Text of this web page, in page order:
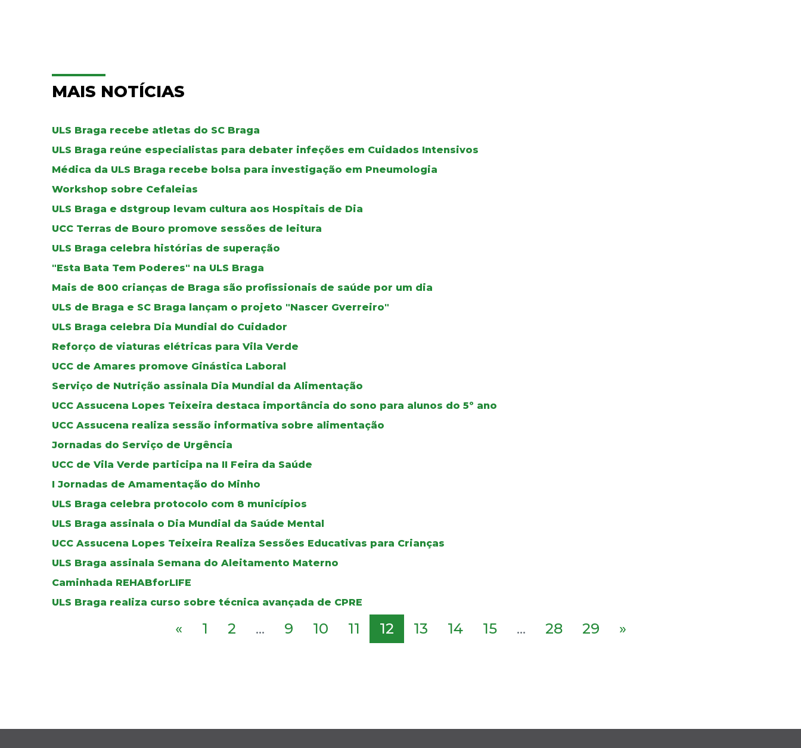
MAIS NOTÍCIAS
ULS Braga recebe atletas do SC Braga
ULS Braga reúne especialistas para debater infeções em Cuidados Intensivos
Médica da ULS Braga recebe bolsa para investigação em Pneumologia
Workshop sobre Cefaleias
ULS Braga e dstgroup levam cultura aos Hospitais de Dia
UCC Terras de Bouro promove sessões de leitura
ULS Braga celebra histórias de superação
"Esta Bata Tem Poderes" na ULS Braga
Mais de 800 crianças de Braga são profissionais de saúde por um dia
ULS de Braga e SC Braga lançam o projeto "Nascer Gverreiro"
ULS Braga celebra Dia Mundial do Cuidador
Reforço de viaturas elétricas para Vila Verde
UCC de Amares promove Ginástica Laboral
Serviço de Nutrição assinala Dia Mundial da Alimentação
UCC Assucena Lopes Teixeira destaca importância do sono para alunos do 5º ano
UCC Assucena realiza sessão informativa sobre alimentação
Jornadas do Serviço de Urgência
UCC de Vila Verde participa na II Feira da Saúde
I Jornadas de Amamentação do Minho
ULS Braga celebra protocolo com 8 municípios
ULS Braga assinala o Dia Mundial da Saúde Mental
UCC Assucena Lopes Teixeira Realiza Sessões Educativas para Crianças
ULS Braga assinala Semana do Aleitamento Materno
Caminhada REHABforLIFE
ULS Braga realiza curso sobre técnica avançada de CPRE
« 1 2 ... 9 10 11 12 13 14 15 ... 28 29 »